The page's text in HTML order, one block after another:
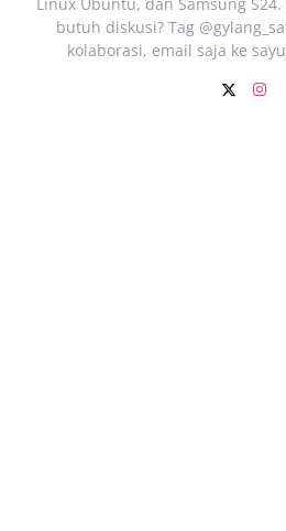
Linux Ubuntu, dan Samsung
butuh diskusi? Tag
kolaborasi, email saja ke